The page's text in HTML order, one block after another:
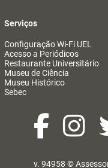
Serviços
Configuração Wi-Fi UEL
Acesso a Periódicos
Restaurante Universitário
Museu de Ciência
Museu Histórico
Sebec
v. 94958 ©